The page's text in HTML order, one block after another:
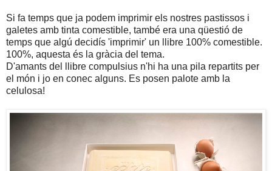
Si fa temps que ja podem imprimir els nostres pastissos i
galetes amb tinta comestible, també era una qüestió de
temps que algú decidís 'imprimir' un llibre 100% comestible.
100%, aquesta és la gràcia del tema.
D'amants del llibre compulsius n'hi ha una pila repartits per
el món i jo en conec alguns. Es posen palote amb la
celulosa!